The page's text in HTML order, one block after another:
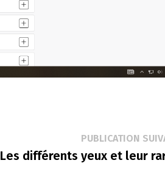
PUBLICATION
Les différents yeux et leur